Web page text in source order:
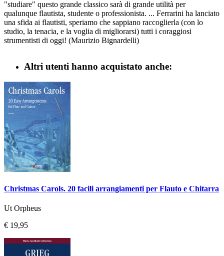
"studiare" questo grande classico sarà di grande utilità per
qualunque flautista, studente o professionista. ... Ferrarini ha lanciato
una sfida ai flautisti, speriamo che sappiano raccoglierla (con lo
studio, la tenacia, e la voglia di migliorarsi) tutti i coraggiosi
strumentisti di oggi! (Maurizio Bignardelli)
Altri utenti hanno acquistato anche:
Christmas Carols. 20 facili arrangiamenti per Flauto e Chitarra
Ut Orpheus
€ 19,95